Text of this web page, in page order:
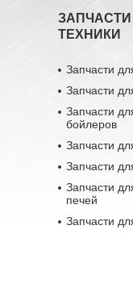
ТЕХНИКИ
Запчасти
Запчасти
Запчасти
бойлеров
Запчасти
Запчасти
Запчасти
печей
Запчасти